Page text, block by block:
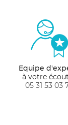
Equipe
à votre
05 31 53 03